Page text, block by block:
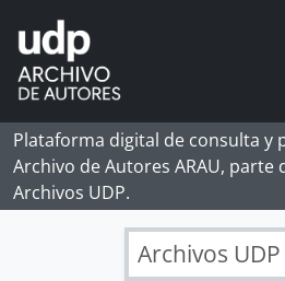
Skip to main content
Plataforma digital de consulta y
Archivo de Autores ARAU, parte
Archivos UDP.
Archivos UDP